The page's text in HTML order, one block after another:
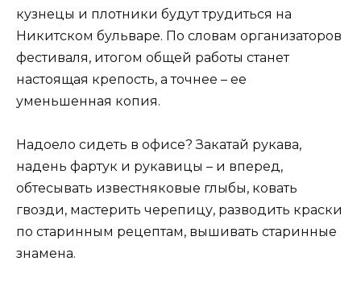
кузнецы и плотники будут трудиться на
Никитском бульваре. По словам организаторов
фестиваля, итогом общей работы станет
настоящая крепость, а точнее – ее
уменьшенная копия.
Надоело сидеть в офисе? Закатай рукава,
надень фартук и рукавицы – и вперед,
обтесывать известняковые глыбы, ковать
гвозди, мастерить черепицу, разводить краски
по старинным рецептам, вышивать старинные
знамена.